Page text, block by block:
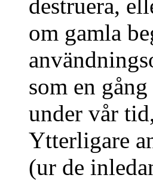
destruera,
om gamla
som en
under vår
Ytterligare
(ur de